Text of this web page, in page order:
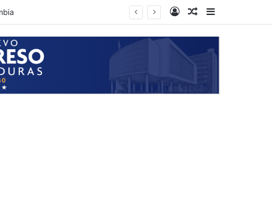
Log InRandom Article